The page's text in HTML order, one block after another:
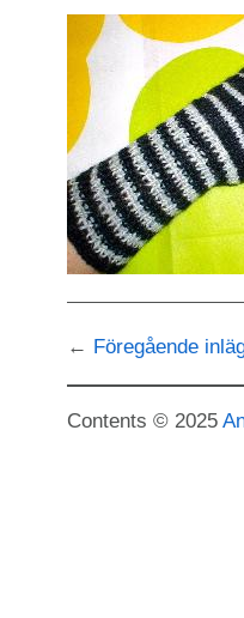
Föregående
Contents © 2025